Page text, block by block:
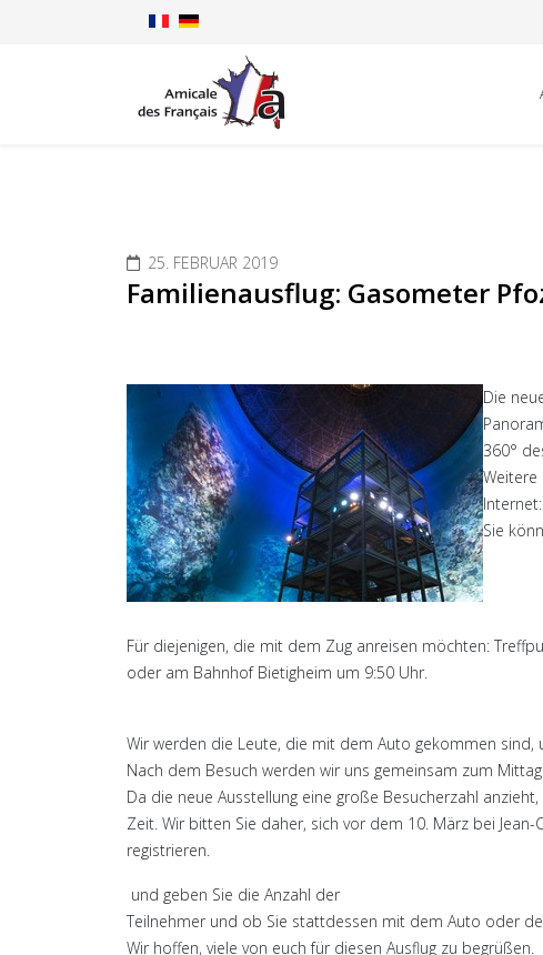
25. FEBRUAR 2019
Familienausflug: Gasometer
Die
360°
Internet:
Sie
Für diejenigen, die mit dem Zug anreisen möchten:
oder am Bahnhof Bietigheim um 9:50 Uhr.
Wir werden die Leute, die mit dem Auto gekommen
Nach dem Besuch werden wir uns gemeinsam zum
Da die neue Ausstellung eine große Besucherzahl
Zeit. Wir bitten Sie daher, sich vor dem 10. März bei Jean-
registrieren.
und geben Sie die Anzahl der
Teilnehmer und ob Sie stattdessen mit dem Auto oder
Wir hoffen, viele von euch für diesen Ausflug zu begrüßen.